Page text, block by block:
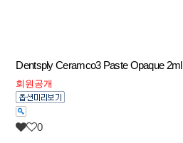
Dentsply Ceramco3 Paste Opaque 2ml
회원공개
0